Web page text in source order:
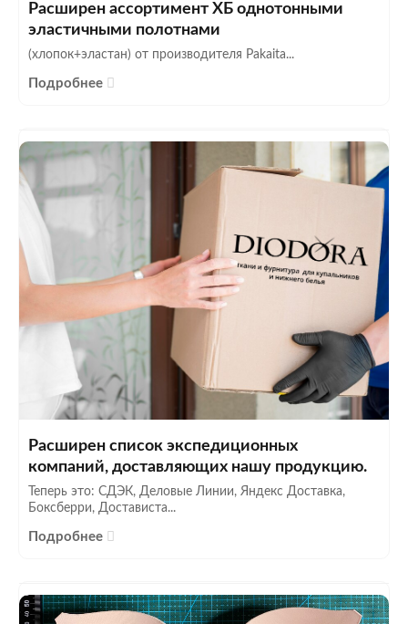
Расширен ассортимент ХБ однотонными
эластичными полотнами
(хлопок+эластан) от производителя Pakaita...
Подробнее
Расширен список экспедиционных
компаний, доставляющих нашу продукцию.
Теперь это: СДЭК, Деловые Линии, Яндекс Доставка,
Боксберри, Достависта...
Подробнее